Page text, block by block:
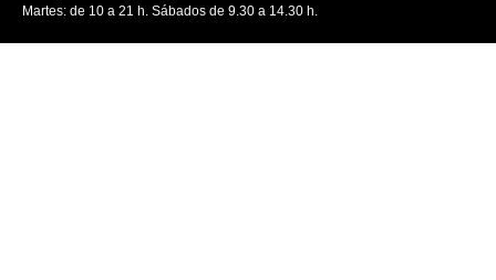
Martes: de 10 a 21 h. Sábados de 9.30 a 14.30 h.